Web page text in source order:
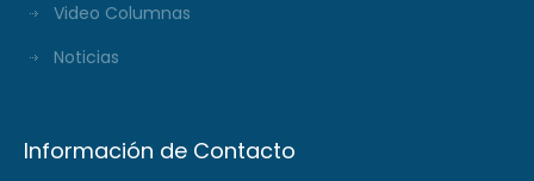
Video Columnas
Noticias
Información de Contacto